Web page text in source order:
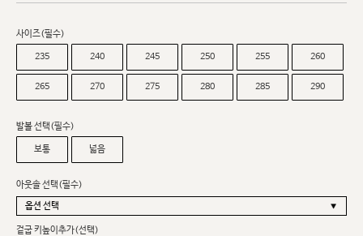
사이즈(필수)
235 240 245 250 255 260
265 270 275 280 285 290
발볼 선택(필수)
보통 넓음
아웃솔 선택(필수)
겉굽 키높이추가(선택)